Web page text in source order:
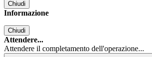
Chiudi
Informazione
Chiudi
Attendere...
Attendere il completamento dell'operazione...